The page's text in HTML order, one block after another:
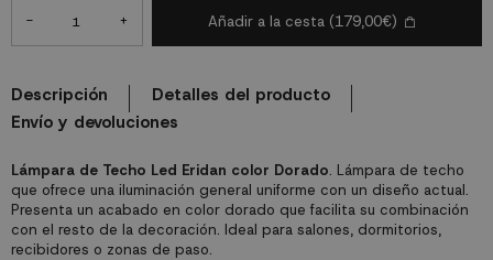
Lámpara de Techo Led Eridan color Dorado. Lámpara de techo
que ofrece una iluminación general uniforme con un diseño actual.
Presenta un acabado en color dorado que facilita su combinación
con el resto de la decoración. Ideal para salones, dormitorios,
recibidores o zonas de paso.
- + Añadir a la cesta (179,00€)
Descripción
Detalles del producto
Envío y devoluciones